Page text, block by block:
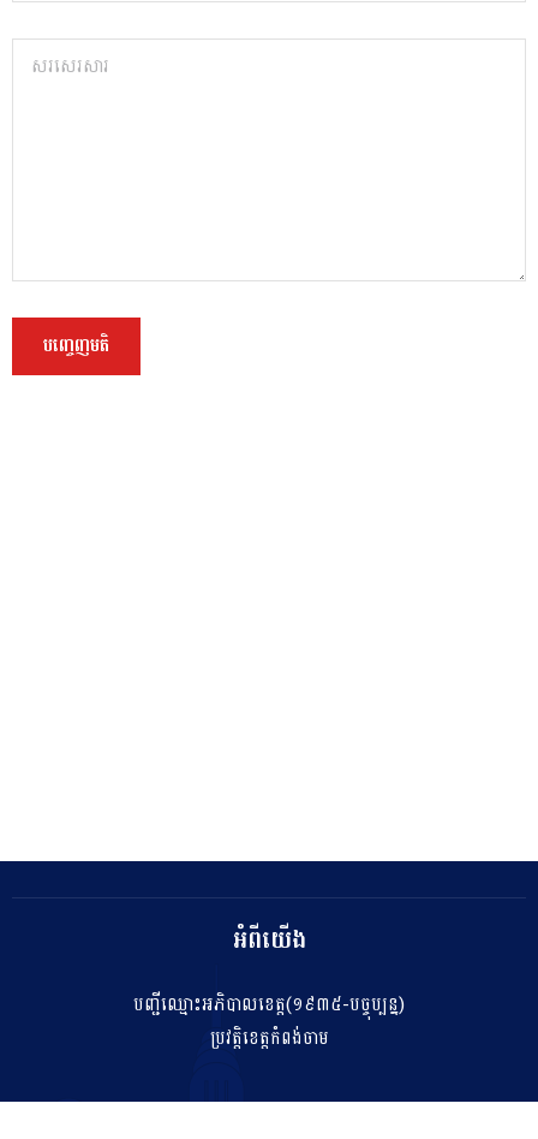
អំពីយើង
បញ្ជីឈ្មោះអភិបាលខេត្ត(១៩៣៥-បច្ចុប្បន្ន)
ប្រវត្តិខេត្តកំពង់ចាម